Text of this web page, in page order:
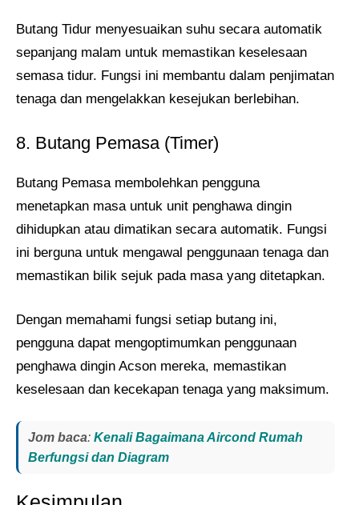
Butang Tidur menyesuaikan suhu secara automatik
sepanjang malam untuk memastikan keselesaan
semasa tidur. Fungsi ini membantu dalam penjimatan
tenaga dan mengelakkan kesejukan berlebihan.
8. Butang Pemasa (Timer)
Butang Pemasa membolehkan pengguna
menetapkan masa untuk unit penghawa dingin
dihidupkan atau dimatikan secara automatik. Fungsi
ini berguna untuk mengawal penggunaan tenaga dan
memastikan bilik sejuk pada masa yang ditetapkan.
Dengan memahami fungsi setiap butang ini,
pengguna dapat mengoptimumkan penggunaan
penghawa dingin Acson mereka, memastikan
keselesaan dan kecekapan tenaga yang maksimum.
Jom baca: Kenali Bagaimana Aircond Rumah
Berfungsi dan Diagram